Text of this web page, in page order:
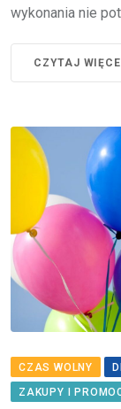
wykonania nie
CZYTAJ
CZAS WOLNY
ZAKUPY I